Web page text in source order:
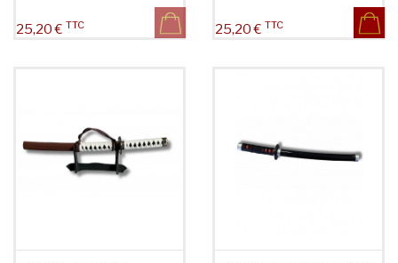
Prix
25,20 € TTC Prix
25,20 € TTC